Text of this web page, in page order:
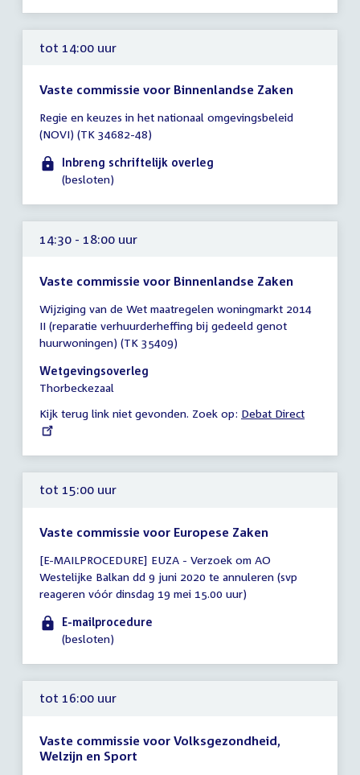
tot 14:00 uur
Vaste commissie voor Binnenlandse Zaken
vergadering
tot
14:00
uur
Regie en keuzes in het nationaal omgevingsbeleid
(NOVI) (TK 34682-48)
Inbreng schriftelijk overleg
(besloten)
14:30 - 18:00 uur
Vaste commissie voor Binnenlandse Zaken
vergadering
14:30
-
18:00
uur
Wijziging van de Wet maatregelen woningmarkt 2014
II (reparatie verhuurderheffing bij gedeeld genot
huurwoningen) (TK 35409)
Wetgevingsoverleg
Thorbeckezaal
Kijk terug link niet gevonden. Zoek op: External
Debat Direct
tot 15:00 uur
Vaste commissie voor Europese Zaken
vergadering
tot
15:00
uur
[E-MAILPROCEDURE] EUZA - Verzoek om AO
Westelijke Balkan dd 9 juni 2020 te annuleren (svp
reageren vóór dinsdag 19 mei 15.00 uur)
E-mailprocedure
(besloten)
tot 16:00 uur
Vaste commissie voor Volksgezondheid,
Welzijn en Sport